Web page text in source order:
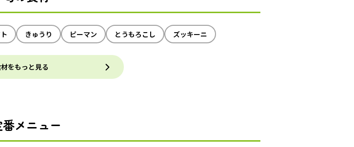
きゅうり ピーマン とうもろこし ズッキーニ
をもっと見る
メニュー